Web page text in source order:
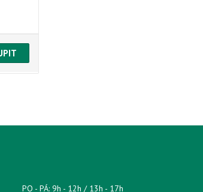
PO - PÁ: 9h - 12h / 13h - 17h